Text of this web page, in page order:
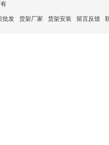
批发 货架厂家 货架安装 留言反馈